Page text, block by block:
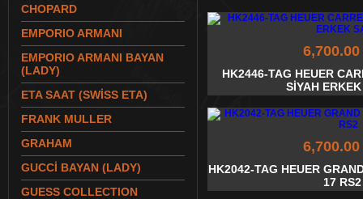
CHOPARD
EMPORIO ARMANI
EMPORIO ARMANI BAYAN
(LADY)
ETA SAAT (SWİSS ETA)
FRANK MULLER
GRAHAM
GUCCİ BAYAN (LADY)
GUESS COLLECTION
HK2446-TAG HEUER
SİYAH
HK2042-TAG HEUER
17 RS2